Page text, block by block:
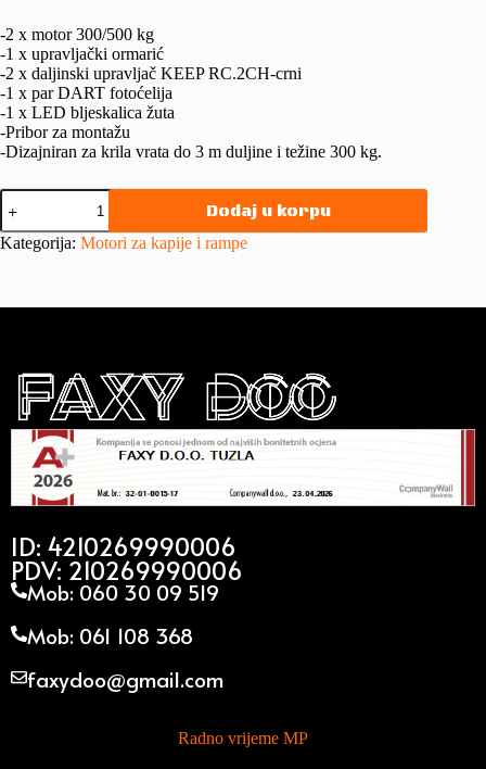
-2 x motor 300/500 kg
-1 x upravljački ormarić
-2 x daljinski upravljač KEEP RC.2CH-crni
-1 x par DART fotoćelija
-1 x LED bljeskalica žuta
-Pribor za montažu
-Dizajniran za krila vrata do 3 m duljine i težine 300 kg.
Dodaj u korpu
Kategorija: Motori za kapije i rampe
ID: 4210269990006
PDV: 210269990006
Mob: 060 30 09 519
Mob: 061 108 368
faxydoo@gmail.com
Radno vrijeme MP